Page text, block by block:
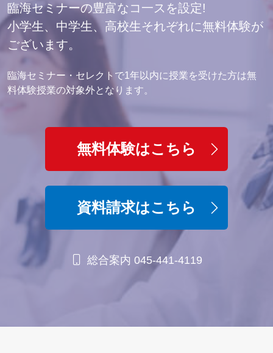
臨海セミナーの豊富なコ一スを設定!
小学生、中学生、高校生それぞれに無料体験が
ございます。
臨海セミナー・セレクトで1年以内に授業を受けた方は無
料体験授業の対象外となります。
無料体験はこちら
資料請求はこちら
総合案内 045-441-4119